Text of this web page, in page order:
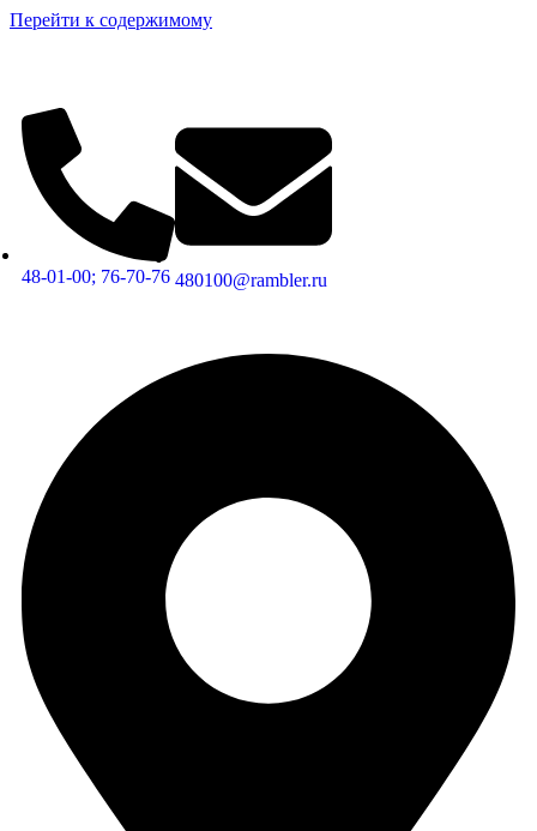
Перейти к содержимому
48-01-00; 76-70-76 480100@rambler.ru